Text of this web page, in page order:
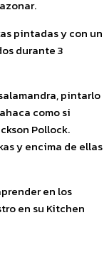
pintadas y con un
durante 3
pintarlo
como si
Pollock.
y encima de ellas
en los
en su Kitchen